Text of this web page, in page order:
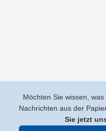
Möchten Sie wissen,
Nachrichten aus der
Sie jetzt